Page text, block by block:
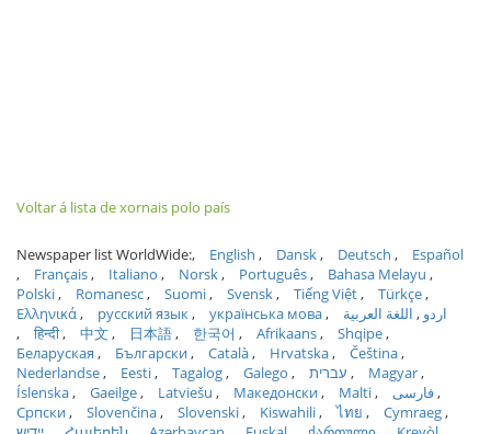
Voltar á lista de xornais polo país
Newspaper list WorldWide: English Dansk Deutsch
Español
Français
Italiano Norsk Português
Bahasa Melayu
Polski
Romanesc Suomi Svensk Tiếng Việt
Türkçe
Ελληνικά
русский язык українська мова اردو
اللغة العربية
हिन्दी
中文 日本語 한국어 Afrikaans
Shqipe
Беларуская
Български Català Hrvatska
Čeština
Nederlandse
Eesti Tagalog Galego עברית
Magyar
Íslenska
Gaeilge Latviešu Македонски Malti
فارسی
Српски
Slovenčina Slovenski Kiswahili ไทย
Cymraeg